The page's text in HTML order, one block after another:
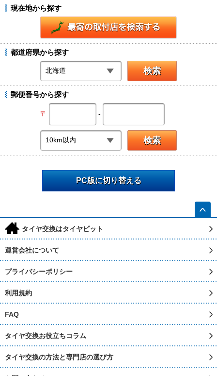
現在地から探す
都道府県から探す
郵便番号から探す
〒 -
PC版に切り替える
h タイヤ交換はタイヤピット
運営会社について
プライバシーポリシー
利用規約
FAQ
タイヤ交換お役立ちコラム
タイヤ交換の方法と専門店の選び方